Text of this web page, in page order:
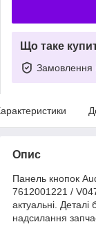
Що таке
Замовлення
Опис
Панель кнопок
7612001221 /
актуальні.
надсилання